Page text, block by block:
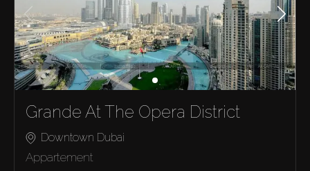
Grande At The Opera District
Downtown Dubai
Appartement